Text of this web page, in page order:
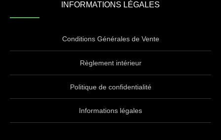
INFORMATIONS LÉGALES
Conditions Générales de Vente
Règlement intérieur
Politique de confidentialité
Informations légales